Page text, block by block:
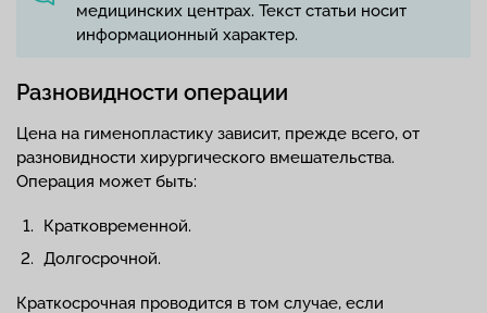
медицинских центрах. Текст статьи носит
информационный характер.
Разновидности операции
Цена на гименопластику зависит, прежде всего, от
разновидности хирургического вмешательства.
Операция может быть:
Кратковременной.
Долгосрочной.
Краткосрочная проводится в том случае, если